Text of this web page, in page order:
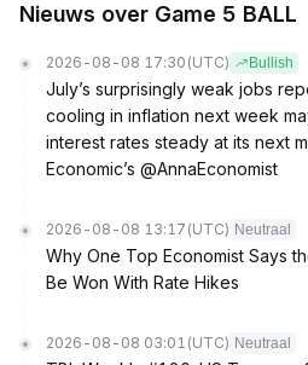
Nieuws over Game 5 BALL
2026-08-08 17:30 (UTC) Bullish
July’s surprisingly weak jobs
cooling in inflation next week
interest rates steady at its next
Economic’s @AnnaEconomist
2026-08-08 13:17 (UTC) Neutraal
Why One Top Economist Says
Be Won With Rate Hikes
2026-08-08 03:01 (UTC) Neutraal